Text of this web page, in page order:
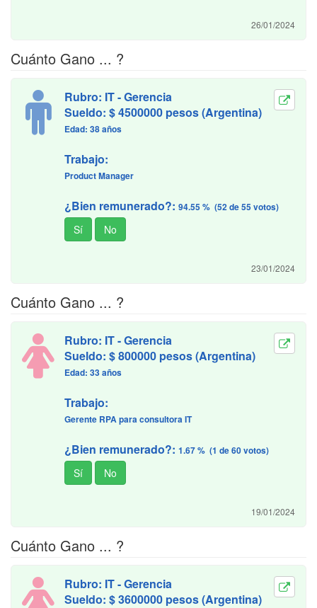
26/01/2024
Cuánto Gano ... ?
Rubro: IT - Gerencia
Sueldo: $ 4500000 pesos (Argentina)
Edad: 38 años
Trabajo:
Product Manager
¿Bien remunerado?: 94.55 % (52 de 55 votos)
23/01/2024
Cuánto Gano ... ?
Rubro: IT - Gerencia
Sueldo: $ 800000 pesos (Argentina)
Edad: 33 años
Trabajo:
Gerente RPA para consultora IT
¿Bien remunerado?: 1.67 % (1 de 60 votos)
19/01/2024
Cuánto Gano ... ?
Rubro: IT - Gerencia
Sueldo: $ 3600000 pesos (Argentina)